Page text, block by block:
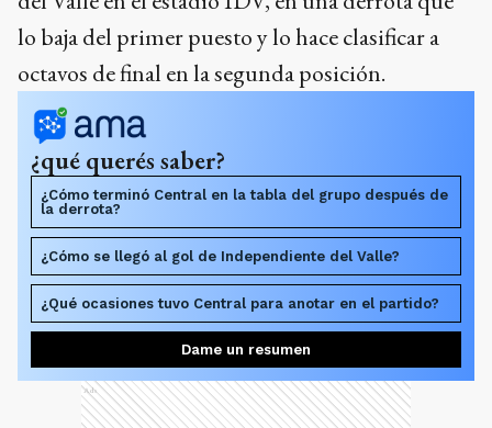
¿qué querés saber?
¿Cómo terminó Central en la tabla del grupo después de
la derrota?
¿Cómo se llegó al gol de Independiente del Valle?
¿Qué ocasiones tuvo Central para anotar en el partido?
Dame un resumen
Ads